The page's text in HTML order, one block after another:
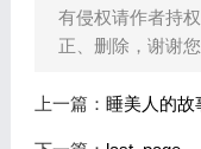
有侵权请作者持
正、删除，谢谢
上一篇： 睡美人的故